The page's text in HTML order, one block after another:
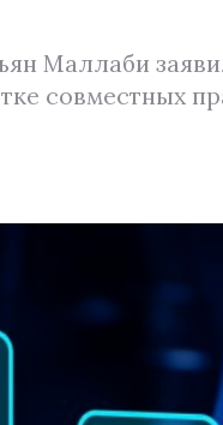
Маллаби
совместных